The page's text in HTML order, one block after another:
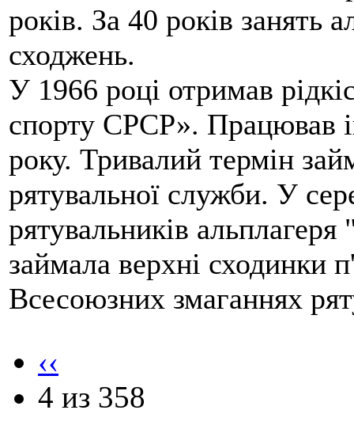
років. За 40 років занять
сходжень.
У 1966 році отримав
спорту СРСР». Працював
року. Тривалий термін
рятувальної служби. У
рятувальників
займала верхні сходинки
Всесоюзних змаганнях
‹‹
4 из 358